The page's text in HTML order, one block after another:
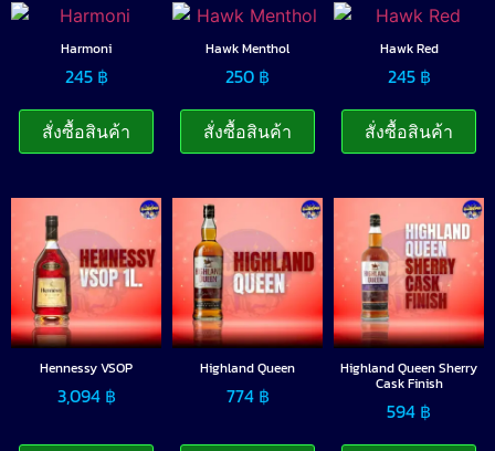
Harmoni
245 ฿
สั่งซื้อสินค้า
Hawk Menthol
250 ฿
สั่งซื้อสินค้า
Hawk Red
245 ฿
สั่งซื้อสินค้า
Hennessy VSOP
3,094 ฿
Highland Queen
774 ฿
Highland Queen Sherry
Cask Finish
594 ฿